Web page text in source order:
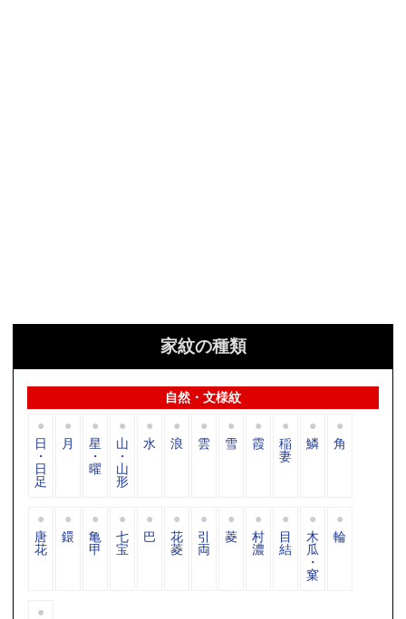
家紋の種類
自然・文様紋
日
・
日
足
月 星
・
曜
山
・
山
形
水 浪 雲 雪 霞 稲
妻
鱗 角
唐
花
鐶 亀
甲
七
宝
巴 花
菱
引
両
菱 村
濃
目
結
木
瓜
・
窠
輪